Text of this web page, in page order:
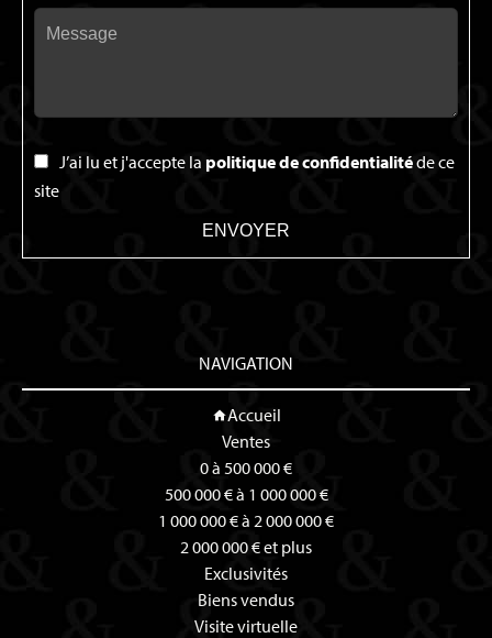
J’ai lu et j'accepte la politique de confidentialitéde ce
site
ENVOYER
NAVIGATION
Accueil
Ventes
0 à 500 000 €
500 000 € à 1 000 000 €
1 000 000 € à 2 000 000 €
2 000 000 € et plus
Exclusivités
Biens vendus
Visite virtuelle